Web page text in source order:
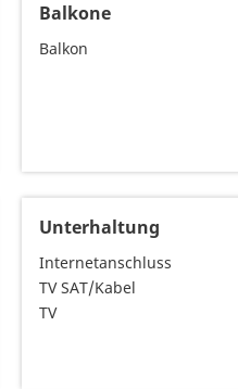
Balkone
Balkon
Unterhaltung
Internetanschluss
TV SAT/Kabel
TV